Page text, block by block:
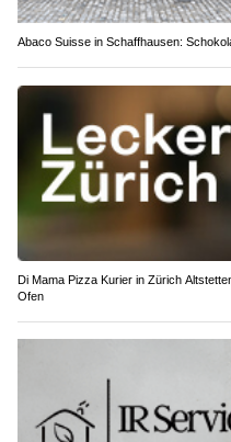
Abaco Suisse in Schaffhausen:
Di Mama Pizza Kurier in Zürich
Ofen